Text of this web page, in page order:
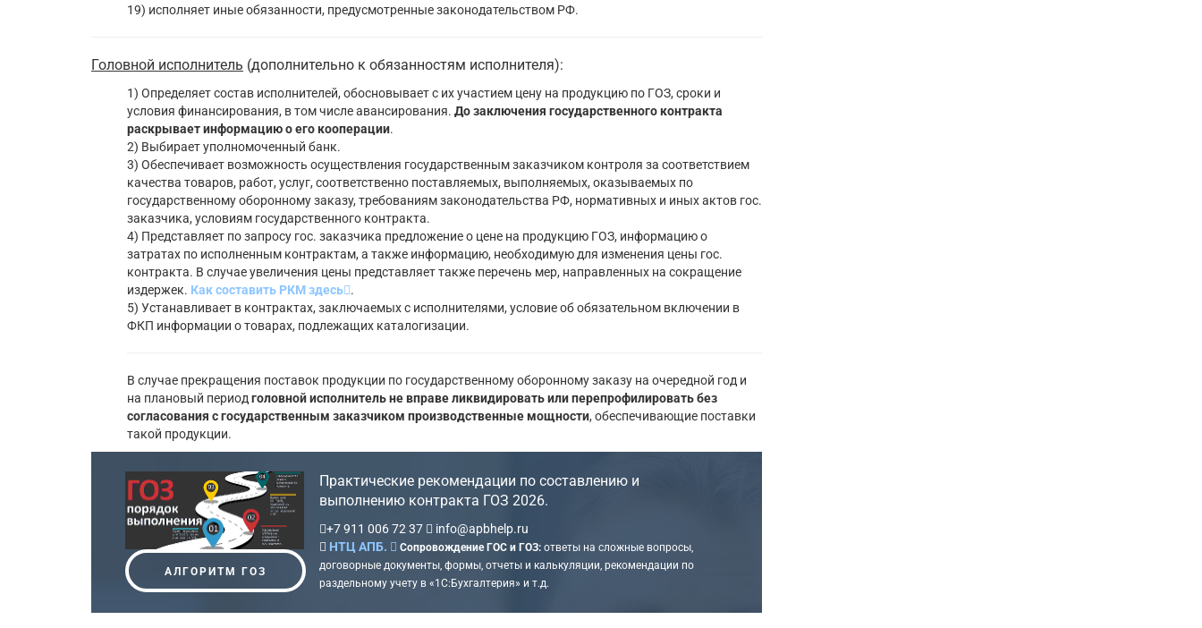
19) исполняет иные обязанности, предусмотренные законодательством РФ.
Головной исполнитель (дополнительно к обязанностям исполнителя):
1) Определяет состав исполнителей, обосновывает с их участием цену на продукцию по ГОЗ, сроки и
условия финансирования, в том числе авансирования. До заключения государственного контракта
раскрывает информацию о его кооперации.
2) Выбирает уполномоченный банк.
3) Обеспечивает возможность осуществления государственным заказчиком контроля за соответствием
качества товаров, работ, услуг, соответственно поставляемых, выполняемых, оказываемых по
государственному оборонному заказу, требованиям законодательства РФ, нормативных и иных актов гос.
заказчика, условиям государственного контракта.
4) Представляет по запросу гос. заказчика предложение о цене на продукцию ГОЗ, информацию о
затратах по исполненным контрактам, а также информацию, необходимую для изменения цены гос.
контракта. В случае увеличения цены представляет также перечень мер, направленных на сокращение
издержек. Как составить РКМ здесь .
5) Устанавливает в контрактах, заключаемых с исполнителями, условие об обязательном включении в
ФКП информации о товарах, подлежащих каталогизации.
В случае прекращения поставок продукции по государственному оборонному заказу на очередной год и
на плановый период головной исполнитель не вправе ликвидировать или перепрофилировать без
согласования с государственным заказчиком производственные мощности, обеспечивающие поставки
такой продукции.
АЛГОРИТМ ГОЗ
Практические рекомендации по составлению и
выполнению контракта ГОЗ 2026.
+7 911 006 72 37
info@apbhelp.ru
НТЦ АПБ.
Сопровождение ГОС и ГОЗ:ответы на сложные вопросы,
договорные документы, формы, отчеты и калькуляции, рекомендации по
раздельному учету в «1С:Бухгалтерия» и т.д.